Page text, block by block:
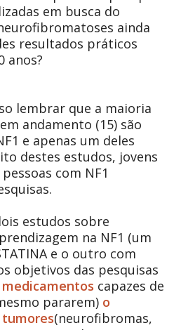
em busca do
ainda
resultados práticos
anos?
lembrar que a maioria
andamento (15) são
e apenas um deles
destes estudos, jovens
com NF1
estudos sobre
na NF1 (um
e o outro com
objetivos das pesquisas
medicamentos capazes de
pararem) o
(neurofibromas,